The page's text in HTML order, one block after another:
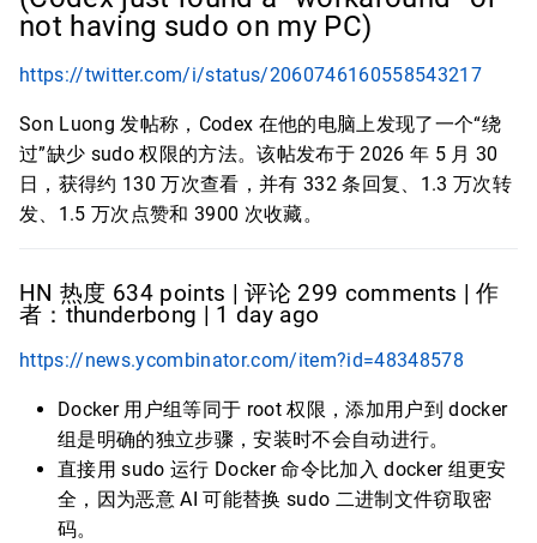
not having sudo on my PC)
https://twitter.com/i/status/2060746160558543217
Son Luong 发帖称，Codex 在他的电脑上发现了一个“绕
过”缺少 sudo 权限的方法。该帖发布于 2026 年 5 月 30
日，获得约 130 万次查看，并有 332 条回复、1.3 万次转
发、1.5 万次点赞和 3900 次收藏。
HN 热度 634 points | 评论 299 comments | 作
者：thunderbong | 1 day ago
https://news.ycombinator.com/item?id=48348578
Docker 用户组等同于 root 权限，添加用户到 docker
组是明确的独立步骤，安装时不会自动进行。
直接用 sudo 运行 Docker 命令比加入 docker 组更安
全，因为恶意 AI 可能替换 sudo 二进制文件窃取密
码。